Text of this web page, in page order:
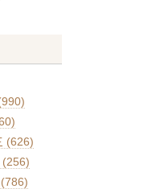
(626)